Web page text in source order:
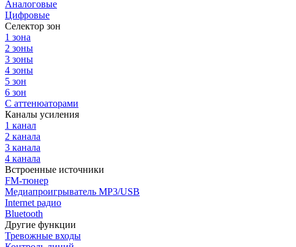
Аналоговые
Цифровые
Селектор зон
1 зона
2 зоны
3 зоны
4 зоны
5 зон
6 зон
С аттенюаторами
Каналы усиления
1 канал
2 канала
3 канала
4 канала
Встроенные источники
FM-тюнер
Медиапроигрыватель MP3/USB
Internet радио
Bluetooth
Другие функции
Тревожные входы